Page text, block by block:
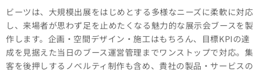
ビーツは、大規模出展をはじめとする多様なニーズに柔軟に対応
し、来場者が思わず足を止めたくなる魅力的な展示会ブースを製
作します。企画・空間デザイン・施工はもちろん、目標KPIの達
成を見据えた当日のブース運営管理までワンストップで対応。集
客を後押しするノベルティ制作も含め、貴社の製品・サービスの